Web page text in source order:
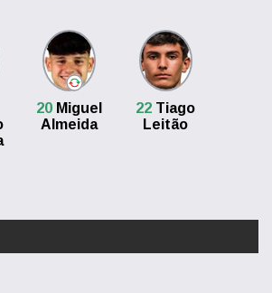
20 Miguel
Almeida
22 Tiago
Leitão